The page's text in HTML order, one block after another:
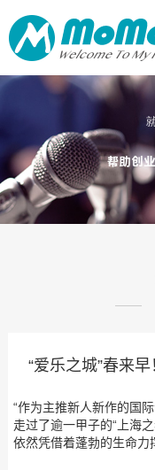
“爱乐之城”春来
“作为主推新人新作的国际
走过了逾一甲子的“上海之
依然凭借着蓬勃的生命力